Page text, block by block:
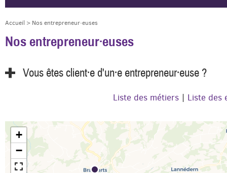
Accueil > Nos entrepreneur·euses
Nos entrepreneur·euses
Vous êtes client·e d'un·e entrepreneur·euse ?
Liste des métiers Liste des
+
−